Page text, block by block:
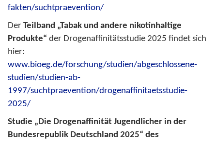
fakten/suchtpraevention/
Der Teilband „Tabak und andere nikotinhaltige
Produkte“ der Drogenaffinitätsstudie 2025 findet sich
hier:
www.bioeg.de/forschung/studien/abgeschlossene-
studien/studien-ab-
1997/suchtpraevention/drogenaffinitaetsstudie-
2025/
Studie „Die Drogenaffinität Jugendlicher in der
Bundesrepublik Deutschland 2025“ des